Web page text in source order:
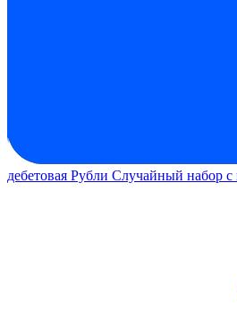
дебетовая Рубли Случайный набор